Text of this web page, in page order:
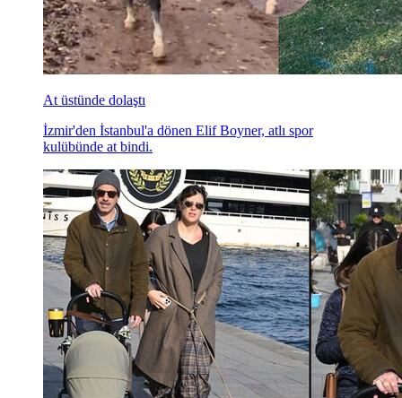
At üstünde dolaştı
İzmir'den İstanbul'a dönen Elif Boyner, atlı spor
kulübünde at bindi.